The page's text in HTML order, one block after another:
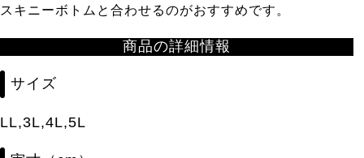
スキニーボトムと合わせるのがおすすめです。
商品の詳細情報
サイズ
LL,3L,4L,5L